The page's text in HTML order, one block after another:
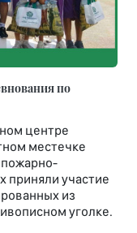
по
центре
местечке
приняли участие
из
уголке.